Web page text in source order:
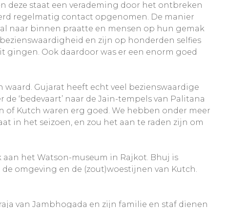
deze staat een verademing door het ontbreken
regelmatig contact opgenomen. De manier
naar binnen praatte en mensen op hun gemak
en zijn op honderden selfies
gingen. Ook daardoor was er een enorm goed
Gujarat heeft echt veel bezienswaardige
‘bedevaart’ naar de Jain-tempels van Palitana
Kutch waren erg goed. We hebben onder meer
in het seizoen, en zou het aan te raden zijn om
het Watson-museum in Rajkot. Bhuj is
omgeving en de (zout)woestijnen van Kutch.
van Jambhogada en zijn familie en staf dienen